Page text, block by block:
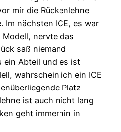
mir die Rückenlehne
Im nächsten ICE, es war
nervte das
saß niemand
ein Abteil und es ist
wahrscheinlich ein ICE
Platz
ist auch nicht lang
geht immerhin in